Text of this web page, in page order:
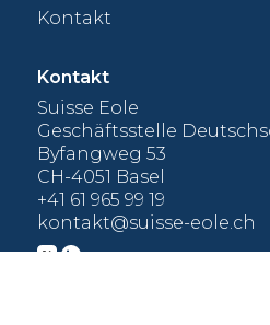
Kontakt
Kontakt
Suisse Eole
Geschäftsstelle
Byfangweg 53
CH-4051 Basel
+41 61 965 99 19
kontakt@suisse-eole.ch